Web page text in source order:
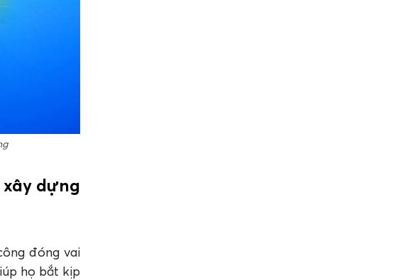
dựng
đóng vai
họ bắt kịp